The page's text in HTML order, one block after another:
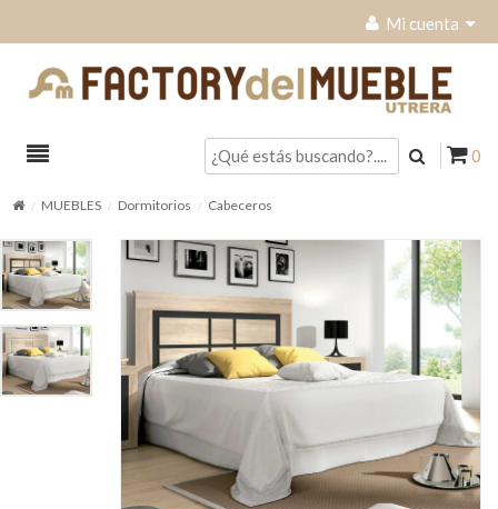
Mi cuenta
0
MUEBLES Dormitorios Cabeceros